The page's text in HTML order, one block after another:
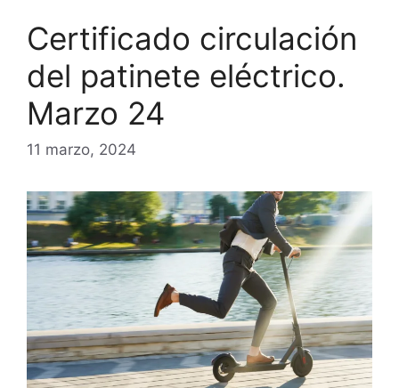
Certificado circulación
del patinete eléctrico.
Marzo 24
11 marzo, 2024